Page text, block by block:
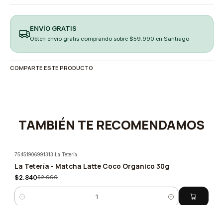
ENVÍO GRATIS
Obten envio gratis comprando sobre $59.990 en Santiago
COMPARTE ESTE PRODUCTO
TAMBIÉN TE RECOMENDAMOS
-5%
75451906991313 La Tetería
La Tetería - Matcha Latte Coco Organico 30g
$2.840$2.990
Cantidad